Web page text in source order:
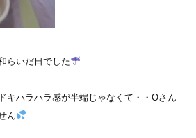
らいだ日でした
キハラハラ感が半端じゃなくて・・Oさん
ん